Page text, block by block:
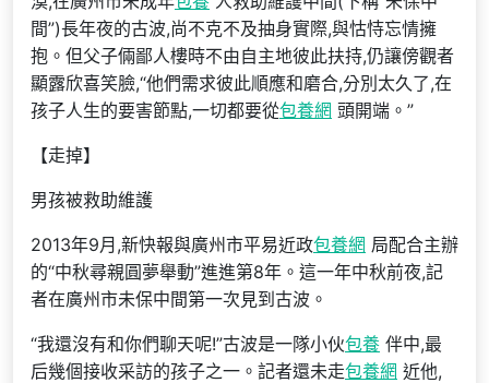
間”)長年夜的古波,尚不克不及抽身實際,與怙恃忘情擁
抱。但父子倆鄙人樓時不由自主地彼此扶持,仍讓傍觀者
顯露欣喜笑臉,“他們需求彼此順應和磨合,分別太久了,在
孩子人生的要害節點,一切都要從包養網 頭開端。”
【走掉】
男孩被救助維護
2013年9月,新快報與廣州市平易近政包養網 局配合主辦
的“中秋尋親圓夢舉動”進進第8年。這一年中秋前夜,記
者在廣州市未保中間第一次見到古波。
“我還沒有和你們聊天呢!”古波是一隊小伙包養 伴中,最
后幾個接收采訪的孩子之一。記者還未走包養網 近他,